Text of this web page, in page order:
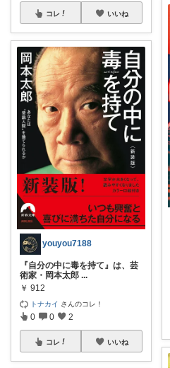
コレ いいね
youyou7188
『自分の中に毒を持て』は、芸
術家・岡本太郎 ...
￥ 912
トナカイ さんのコレ！
0 0 2
コレ いいね